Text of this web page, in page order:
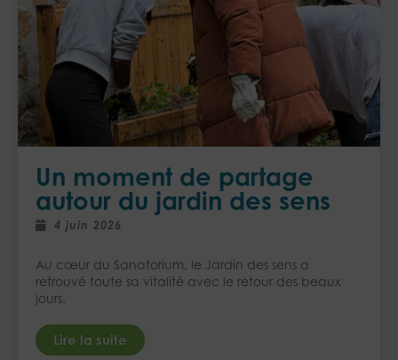
Un moment de partage
autour du jardin des sens
4 juin 2026
Au cœur du Sanatorium, le Jardin des sens a
retrouvé toute sa vitalité avec le retour des beaux
jours.
Lire la suite